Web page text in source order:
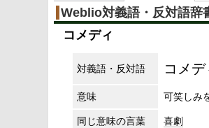
Weblio対義語・反対語辞
コメディ
対義語・反対語 コメデ
意味 可笑しみ
同じ意味の言葉 喜劇